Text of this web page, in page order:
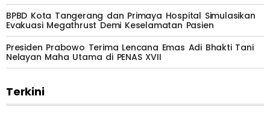
BPBD Kota Tangerang dan Primaya Hospital Simulasikan
Evakuasi Megathrust Demi Keselamatan Pasien
Presiden Prabowo Terima Lencana Emas Adi Bhakti Tani
Nelayan Maha Utama di PENAS XVII
Terkini